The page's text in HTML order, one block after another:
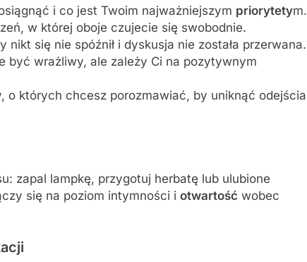
i co jest Twoim najważniejszym priorytetym.
w której oboje czujecie się swobodnie.
się nie spóźnił i dyskusja nie została przerwana.
być wrażliwy, ale zależy Ci na pozytywnym
o których chcesz porozmawiać, by uniknąć odejścia
zapal lampkę, przygotuj herbatę lub ulubione
się na poziom intymności i otwartość wobec